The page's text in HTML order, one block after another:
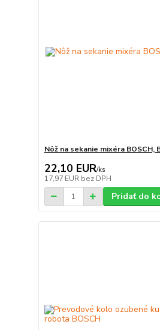
Nôž na sekanie mixéra BOSCH,
22,10 EUR/ks
17,97 EUR bez DPH
Pridať do